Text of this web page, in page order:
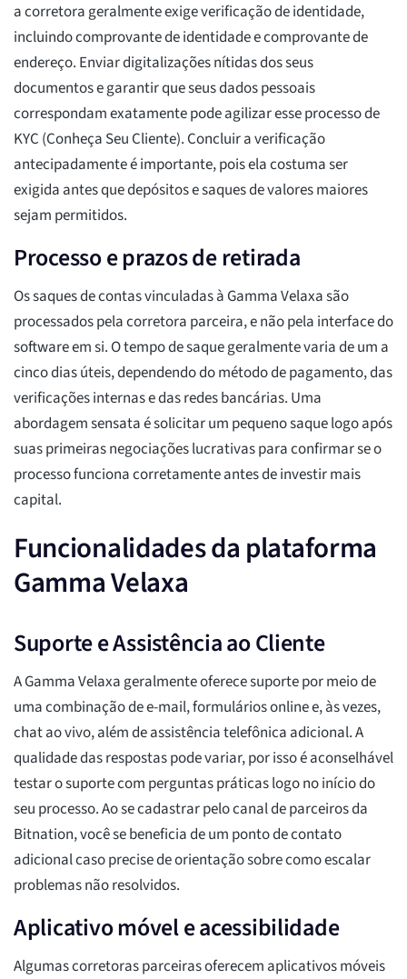
a corretora geralmente exige verificação de identidade,
incluindo comprovante de identidade e comprovante de
endereço. Enviar digitalizações nítidas dos seus
documentos e garantir que seus dados pessoais
correspondam exatamente pode agilizar esse processo de
KYC (Conheça Seu Cliente). Concluir a verificação
antecipadamente é importante, pois ela costuma ser
exigida antes que depósitos e saques de valores maiores
sejam permitidos.
Processo e prazos de retirada
Os saques de contas vinculadas à Gamma Velaxa são
processados pela corretora parceira, e não pela interface do
software em si. O tempo de saque geralmente varia de um a
cinco dias úteis, dependendo do método de pagamento, das
verificações internas e das redes bancárias. Uma
abordagem sensata é solicitar um pequeno saque logo após
suas primeiras negociações lucrativas para confirmar se o
processo funciona corretamente antes de investir mais
capital.
Funcionalidades da plataforma
Gamma Velaxa
Suporte e Assistência ao Cliente
A Gamma Velaxa geralmente oferece suporte por meio de
uma combinação de e-mail, formulários online e, às vezes,
chat ao vivo, além de assistência telefônica adicional. A
qualidade das respostas pode variar, por isso é aconselhável
testar o suporte com perguntas práticas logo no início do
seu processo. Ao se cadastrar pelo canal de parceiros da
Bitnation, você se beneficia de um ponto de contato
adicional caso precise de orientação sobre como escalar
problemas não resolvidos.
Aplicativo móvel e acessibilidade
Algumas corretoras parceiras oferecem aplicativos móveis